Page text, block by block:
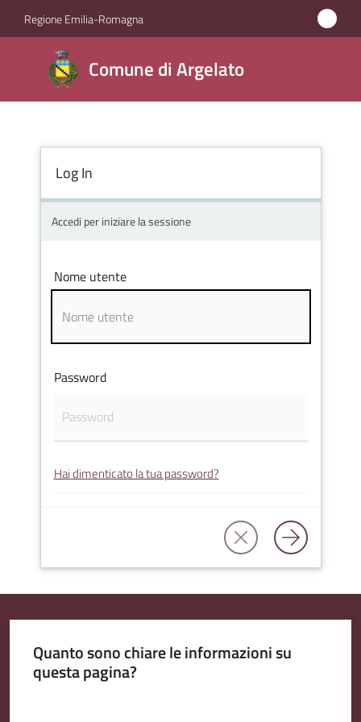
Vai al contenuto
Vai alla navigazione
Vai al footer
Regione Emilia-Romagna
Comune di Argelato
Comune
di
Argelato
Amministrazione
Novità
Servizi
Amministrazione
Seguici
Log In
Accedi per iniziare la sessione
Nome utente
Password
Hai dimenticato la tua password?
Quanto sono chiare le informazioni su
questa pagina?